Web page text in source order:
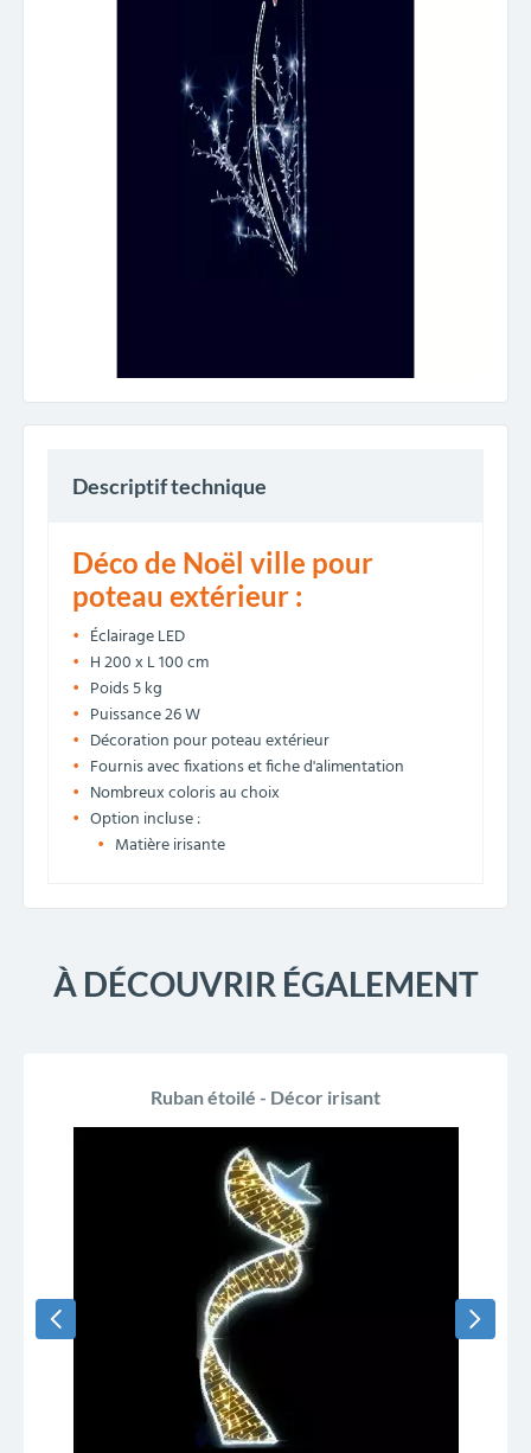
Descriptif technique
Déco de Noël ville pour
poteau extérieur :
Éclairage LED
H 200 x L 100 cm
Poids 5 kg
Puissance 26 W
Décoration pour poteau extérieur
Fournis avec fixations et fiche d'alimentation
Nombreux coloris au choix
Option incluse :
Matière irisante
À DÉCOUVRIR ÉGALEMENT
Ruban étoilé - Décor irisant